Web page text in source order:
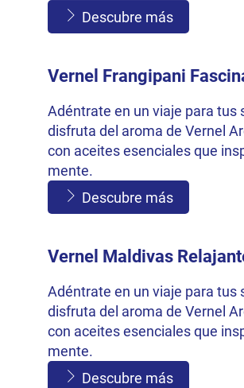
Descubre más
Vernel Frangipani
Adéntrate en un viaje para tus
disfruta del aroma de Vernel
con aceites esenciales que
mente.
Descubre más
Vernel Maldivas
Adéntrate en un viaje para tus
disfruta del aroma de Vernel
con aceites esenciales que
mente.
Descubre más